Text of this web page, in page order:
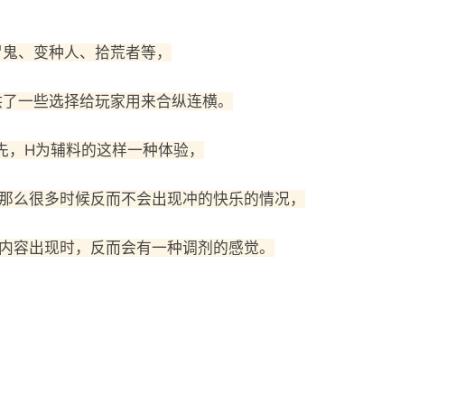
、变种人、拾荒者等，
一些选择给玩家用来合纵连横。
H为辅料的这样一种体验，
么很多时候反而不会出现冲的快乐的情况，
出现时，反而会有一种调剂的感觉。